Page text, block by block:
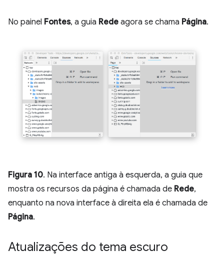
No painel Fontes, a guia Rede agora se chama Página.
Figura 10. Na interface antiga à esquerda, a guia que
mostra os recursos da página é chamada de Rede,
enquanto na nova interface à direita ela é chamada de
Página.
Atualizações do tema escuro